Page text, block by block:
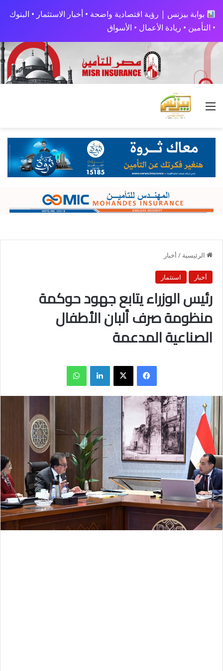
بوابة بيزنس | رؤية اقتصادية واضحة • أخبار الاستثمار • البنوك
• التأمين • ريادة الأعمال • الأسواق
القائمة
الرئيسية / أخبار
أخبار استثمار
رئيس الوزراء يتابع جهود حوكمة
منظومة صرف ألبان الأطفال
الصناعية المدعمة
فيسبوك X لينكدإن